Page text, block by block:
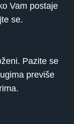
Vam postaje
se.
Pazite se
previše